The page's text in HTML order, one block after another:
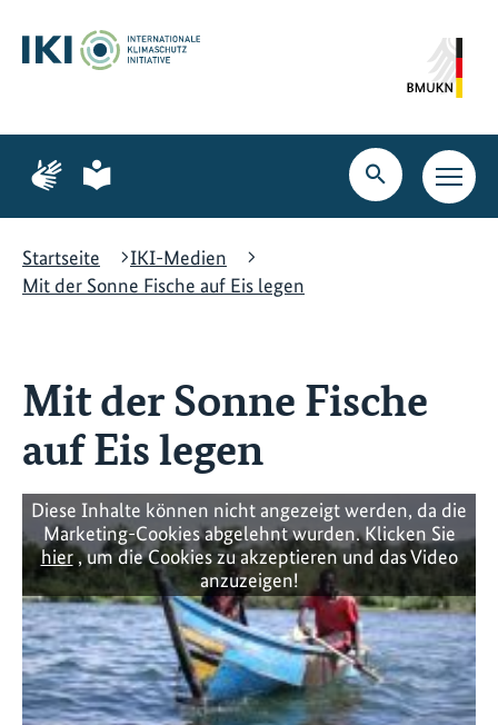
Hauptinhalt
springen
Suche
springen
Hauptnavigation
springen
Zur
Seite
Gebärdensprache
Zur
Seite
leichte
Suche
öffnen
Startseite
IKI-Medien
Mit der Sonne Fische auf Eis legen
Mit der Sonne Fische
auf Eis legen
Diese Inhalte können nicht angezeigt werden, da die
Marketing-Cookies abgelehnt wurden. Klicken Sie
hier, um die Cookies zu akzeptieren und das Video
anzuzeigen!